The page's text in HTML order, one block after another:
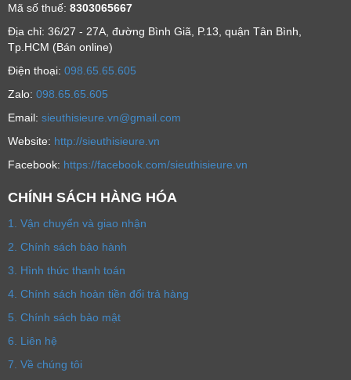
Mã số thuế: 8303065667
Địa chỉ: 36/27 - 27A, đường Bình Giã, P.13, quận Tân Bình,
Tp.HCM (Bán online)
Ðiện thoại: 098.65.65.605
Zalo: 098.65.65.605
Email: sieuthisieure.vn@gmail.com
Website: http://sieuthisieure.vn
Facebook: https://facebook.com/sieuthisieure.vn
CHÍNH SÁCH HÀNG HÓA
1. Vận chuyển và giao nhận
2. Chính sách bảo hành
3. Hình thức thanh toán
4. Chính sách hoàn tiền đổi trả hàng
5. Chính sách bảo mật
6. Liên hệ
7. Về chúng tôi